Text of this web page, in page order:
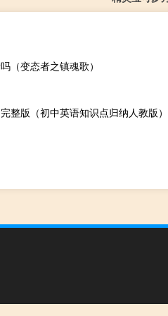
（变态者之镇魂歌）
整版（初中英语知识点归纳人教版）